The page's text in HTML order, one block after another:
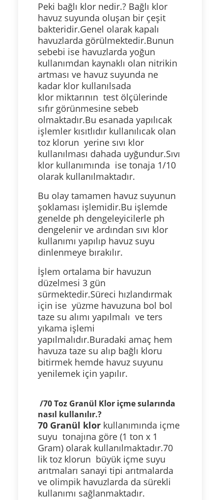
Peki bağlı klor nedir.? Bağlı klor
havuz suyunda oluşan bir çeşit
bakteridir.Genel olarak kapalı
havuzlarda görülmektedir.Bunun
sebebi ise havuzlarda yoğun
kullanımdan kaynaklı olan nitrikin
artması ve havuz suyunda ne
kadar klor kullanılsada
klor miktarının test ölçülerinde
sıfır görünmesine sebeb
olmaktadır.Bu esanada yapılıcak
işlemler kısıtlıdır kullanılıcak olan
toz klorun yerine sıvı klor
kullanılması dahada uyğundur.Sıvı
klor kullanımında ise tonaja 1/10
olarak kullanılmaktadır.
Bu olay tamamen havuz suyunun
şoklaması işlemidir.Bu işlemde
genelde ph dengeleyicilerle ph
dengelenir ve ardından sıvı klor
kullanımı yapılıp havuz suyu
dinlenmeye bırakılır.
İşlem ortalama bir havuzun
düzelmesi 3 gün
sürmektedir.Süreci hızlandırmak
için ise yüzme havuzuna bol bol
taze su alımı yapılmalı ve ters
yıkama işlemi
yapılmalıdır.Buradaki amaç hem
havuza taze su alıp bağlı kloru
bitirmek hemde havuz suyunu
yenilemek için yapılır.
/70 Toz Granül Klor içme sularında
nasıl kullanılır.?
70 Granül klorkullanımında içme
suyu tonajına göre (1 ton x 1
Gram) olarak kullanılmaktadır.70
lik toz klorun büyük içme suyu
arıtmaları sanayi tipi arıtmalarda
ve olimpik havuzlarda da sürekli
kullanımı sağlanmaktadır.